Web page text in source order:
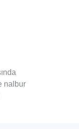
nalbur